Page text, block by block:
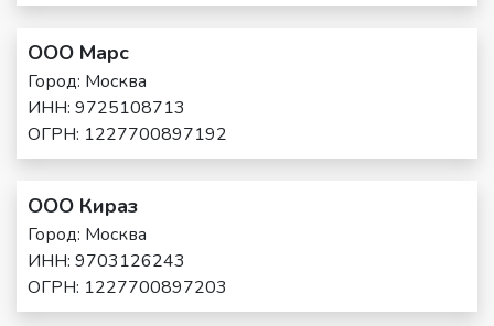
ООО Марс
Город: Москва
ИНН: 9725108713
ОГРН: 1227700897192
ООО Кираз
Город: Москва
ИНН: 9703126243
ОГРН: 1227700897203